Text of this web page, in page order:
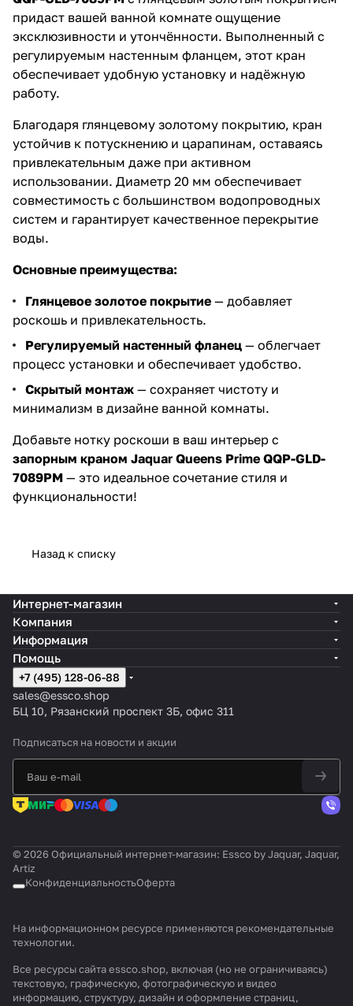
придаст вашей ванной комнате ощущение
эксклюзивности и утончённости. Выполненный с
регулируемым настенным фланцем, этот кран
обеспечивает удобную установку и надёжную
работу.
Благодаря глянцевому золотому покрытию, кран
устойчив к потускнению и царапинам, оставаясь
привлекательным даже при активном
использовании. Диаметр 20 мм обеспечивает
совместимость с большинством водопроводных
систем и гарантирует качественное перекрытие
воды.
Основные преимущества:
Глянцевое золотое покрытие — добавляет
роскошь и привлекательность.
Регулируемый настенный фланец — облегчает
процесс установки и обеспечивает удобство.
Скрытый монтаж — сохраняет чистоту и
минимализм в дизайне ванной комнаты.
Добавьте нотку роскоши в ваш интерьер с
запорным краном Jaquar Queens Prime QQP-GLD-
7089PM — это идеальное сочетание стиля и
функциональности!
Назад к списку
Интернет-магазин
Компания
Информация
Помощь
+7 (495) 128-06-88
sales@essco.shop
БЦ 10, Рязанский проспект 3Б, офис 311
Подписаться на новости и акции
© 2026 Официальный интернет-магазин: Essco by Jaquar, Jaquar,
Artiz
КонфиденциальностьОферта
На информационном ресурсе применяются рекомендательные
технологии.
Все ресурсы сайта essco.shop, включая (но не ограничиваясь)
текстовую, графическую, фотографическую и видео
информацию, структуру, дизайн и оформление страниц,